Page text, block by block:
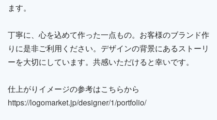
ます。
丁寧に、心を込めて作った一点もの。お客様のブランド作
りに是非ご利用ください。デザインの背景にあるストーリ
ーを大切にしています。共感いただけると幸いです。
仕上がりイメージの参考はこちらから
https://logomarket.jp/designer/1/portfolio/